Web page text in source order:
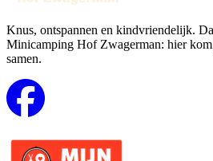
Knus, ontspannen en kindvriendelijk.
Minicamping Hof Zwagerman: hier
samen.